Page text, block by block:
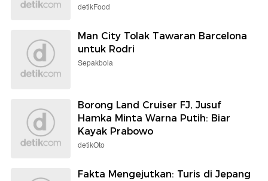
detikFood
Man City Tolak Tawaran Barcelona
untuk Rodri
Sepakbola
Borong Land Cruiser FJ, Jusuf
Hamka Minta Warna Putih: Biar
Kayak Prabowo
detikOto
Fakta Mengejutkan: Turis di Jepang